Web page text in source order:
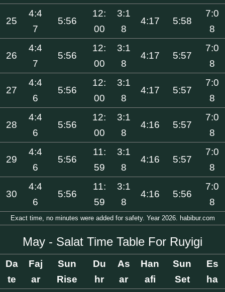
25
4:4
7
5:56
12:
00
3:1
8
4:17 5:58
7:0
8
26
4:4
7
5:56
12:
00
3:1
8
4:17 5:57
7:0
8
27
4:4
6
5:56
12:
00
3:1
8
4:17 5:57
7:0
8
28
4:4
6
5:56
12:
00
3:1
8
4:16 5:57
7:0
8
29
4:4
6
5:56
11:
59
3:1
8
4:16 5:57
7:0
8
30
4:4
6
5:56
11:
59
3:1
8
4:16 5:56
7:0
8
Exact time, no minutes were added for safety. Year 2026. habibur.com
May - Salat Time Table For Ruyigi
Da
te
Faj
ar
Sun
Rise
Du
hr
As
ar
Han
afi
Sun
Set
Es
ha